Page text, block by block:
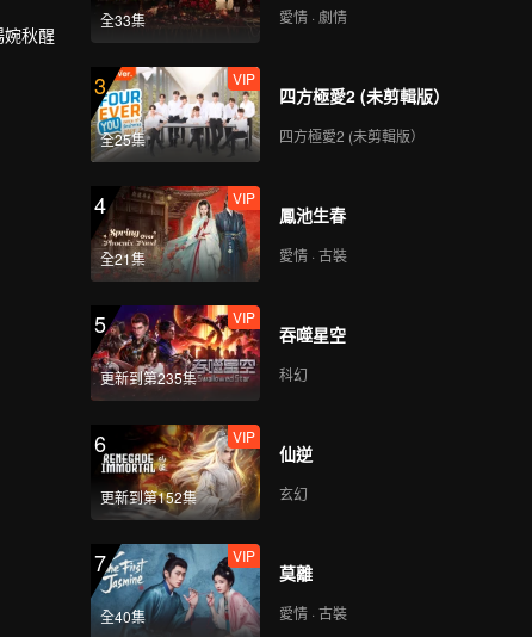
秋醒
全33集 愛情 · 劇情
3
全25集
VIP
四方極愛2 (未剪輯版）
四方極愛2 (未剪輯版）
4
全21集
VIP
鳳池生春
愛情 · 古裝
5
更新到第235集
VIP
吞噬星空
科幻
6
更新到第152集
VIP
仙逆
玄幻
7
全40集
VIP
莫離
愛情 · 古裝